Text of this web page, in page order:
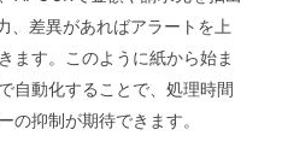
、差異があればアラートを上
ます。このように紙から始ま
自動化することで、処理時間
の抑制が期待できます。